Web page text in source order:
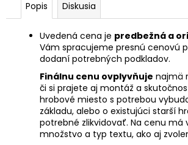
Popis Diskusia
Uvedená cena je predbežná a
Vám spracujeme presnú cenovú
dodaní potrebných podkladov.
Finálnu cenu ovplyvňuje najmä
či si prajete aj montáž a
hrobové miesto s potrebou
základu, alebo o existujúci starší
potrebné zlikvidovať. Na cenu má
množstvo a typ textu, ako aj